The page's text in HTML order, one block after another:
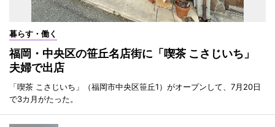
暮らす・働く
福岡・中央区の笹丘名店街に「喫茶 こさじいち」
夫婦で出店
「喫茶 こさじいち」（福岡市中央区笹丘1）がオープンして、7月20日
で3カ月がたった。